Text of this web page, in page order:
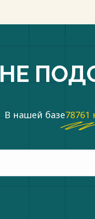
НЕ
В нашей базе78761